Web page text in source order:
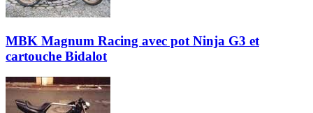
MBK Magnum Racing avec pot Ninja G3 et
cartouche Bidalot